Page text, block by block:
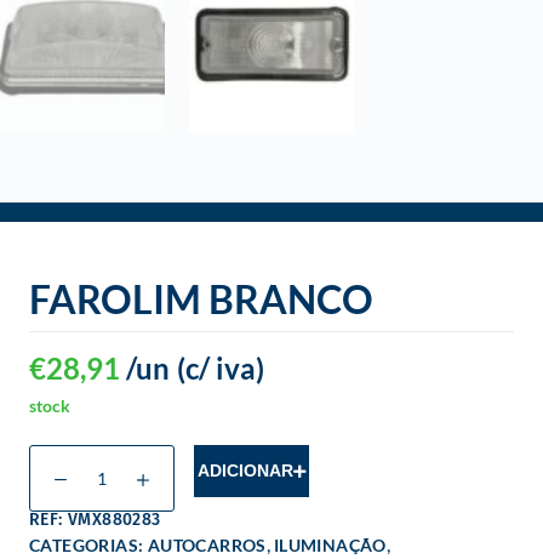
FAROLIM BRANCO
€28,91 (c/ iva)
/un
stock
ADICIONAR
REF: VMX880283
CATEGORIAS: AUTOCARROS, ILUMINAÇÃO,